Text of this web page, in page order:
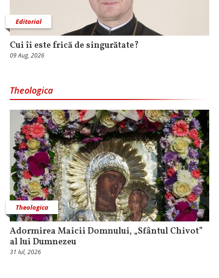
Editorial
Cui îi este frică de singurătate?
09 Aug, 2026
Theologica
Theologica
Adormirea Maicii Domnului, „Sfântul Chivot”
al lui Dumnezeu
31 Iul, 2026